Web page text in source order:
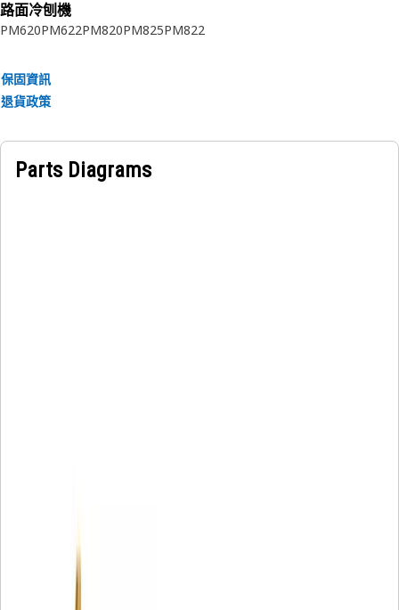
Application:
Consult your owner's manual or contact your local Cat
路面冷刨機
PM620PM622PM820PM825PM822
保固資訊
退貨政策
Parts Diagrams